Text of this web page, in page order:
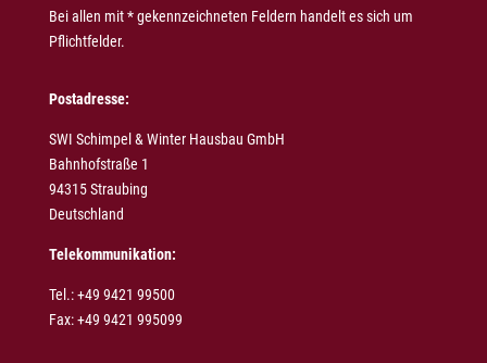
Bei allen mit * gekennzeichneten Feldern handelt es sich um
Pflichtfelder.
Postadresse:
SWI Schimpel & Winter Hausbau GmbH
Bahnhofstraße 1
94315 Straubing
Deutschland
Telekommunikation:
Tel.: +49 9421 99500
Fax: +49 9421 995099